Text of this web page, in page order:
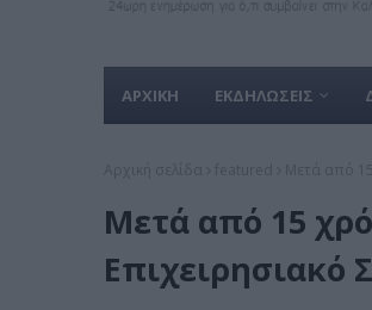
ΑΡΧΙΚΗ ΕΚΔΗΛΩΣΕΙΣ
Μετά από 15
Επιχειρησιακό